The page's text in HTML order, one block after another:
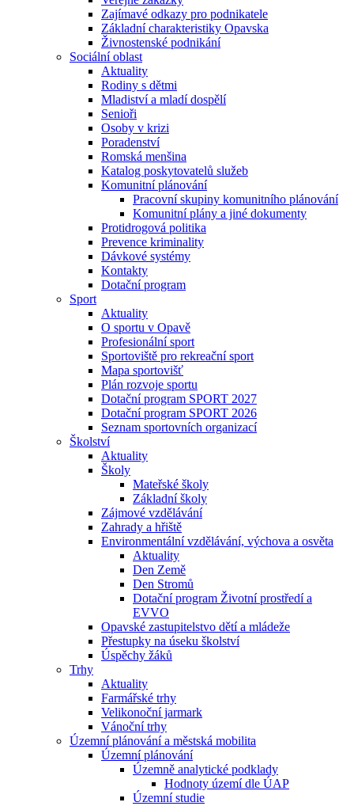
Zajímavé odkazy pro podnikatele
Základní charakteristiky Opavska
Živnostenské podnikání
Sociální oblast
Aktuality
Rodiny s dětmi
Mladiství a mladí dospělí
Senioři
Osoby v krizi
Poradenství
Romská menšina
Katalog poskytovatelů služeb
Komunitní plánování
Pracovní skupiny komunitního plánování
Komunitní plány a jiné dokumenty
Protidrogová politika
Prevence kriminality
Dávkové systémy
Kontakty
Dotační program
Sport
Aktuality
O sportu v Opavě
Profesionální sport
Sportoviště pro rekreační sport
Mapa sportovišť
Plán rozvoje sportu
Dotační program SPORT 2027
Dotační program SPORT 2026
Seznam sportovních organizací
Školství
Aktuality
Školy
Mateřské školy
Základní školy
Zájmové vzdělávání
Zahrady a hřiště
Environmentální vzdělávání, výchova a osvěta
Aktuality
Den Země
Den Stromů
Dotační program Životní prostředí a
EVVO
Opavské zastupitelstvo dětí a mládeže
Přestupky na úseku školství
Úspěchy žáků
Trhy
Aktuality
Farmářské trhy
Velikonoční jarmark
Vánoční trhy
Územní plánování a městská mobilita
Územní plánování
Územně analytické podklady
Hodnoty území dle ÚAP
Územní studie